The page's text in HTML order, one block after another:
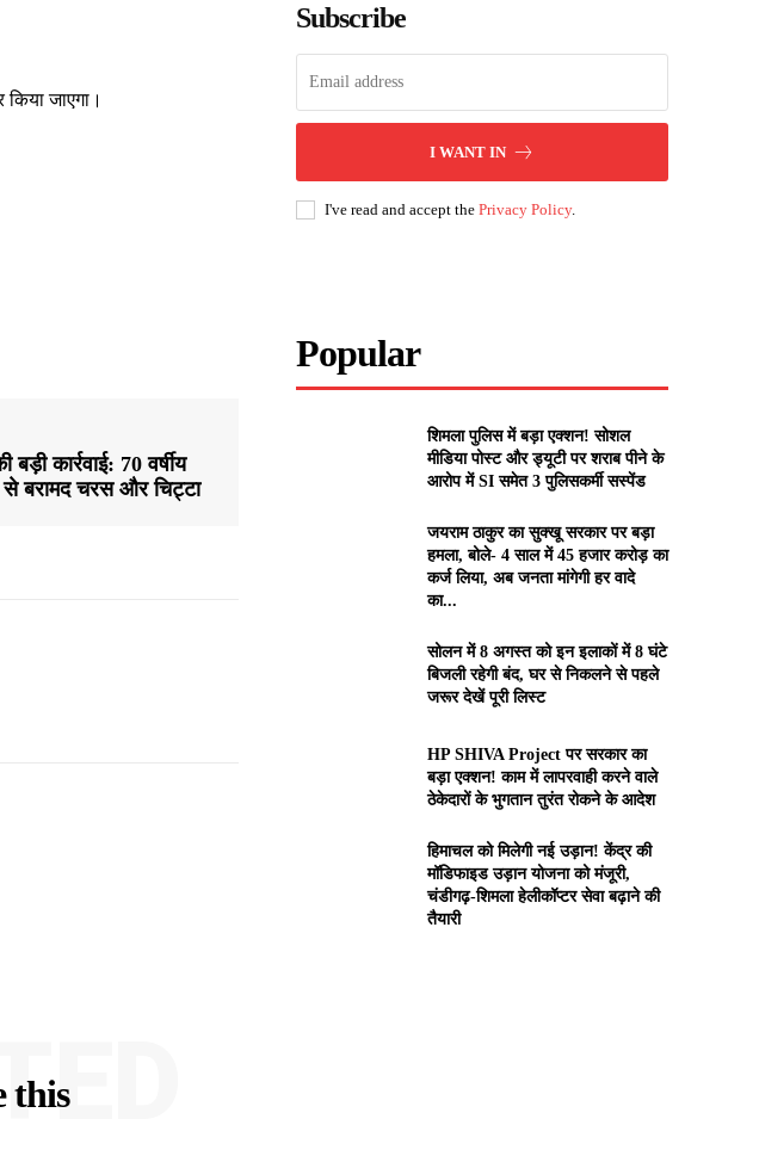
जाएगा।
कार्रवाई: 70 वर्षीय
से बरामद चरस और चिट्टा
Subscribe
I WANT IN
I've read and accept thePrivacy Policy.
Popular
शिमला पुलिस में बड़ा एक्शन! सोशल
मीडिया पोस्ट और ड्यूटी पर शराब पीने के
आरोप में SI समेत 3 पुलिसकर्मी सस्पेंड
जयराम ठाकुर का सुक्खू सरकार पर बड़ा
हमला, बोले- 4 साल में 45 हजार करोड़ का
कर्ज लिया, अब जनता मांगेगी हर वादे
का...
सोलन में 8 अगस्त को इन इलाकों में 8 घंटे
बिजली रहेगी बंद, घर से निकलने से पहले
जरूर देखें पूरी लिस्ट
HP SHIVA Project पर सरकार का
बड़ा एक्शन! काम में लापरवाही करने वाले
ठेकेदारों के भुगतान तुरंत रोकने के आदेश
हिमाचल को मिलेगी नई उड़ान! केंद्र की
मॉडिफाइड उड़ान योजना को मंजूरी,
चंडीगढ़-शिमला हेलीकॉप्टर सेवा बढ़ाने की
तैयारी
this